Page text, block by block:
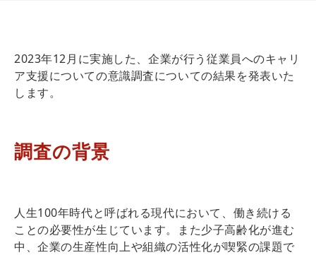
2023年12月に実施した、企業が行う従業員へのキャリ
ア支援についての意識調査についての結果を発表いた
します。
調査の背景
人生100年時代と呼ばれる現代において、働き続ける
ことの必要性が生じています。また少子高齢化が進む
中、企業の生産性向上や組織の活性化が喫緊の課題で